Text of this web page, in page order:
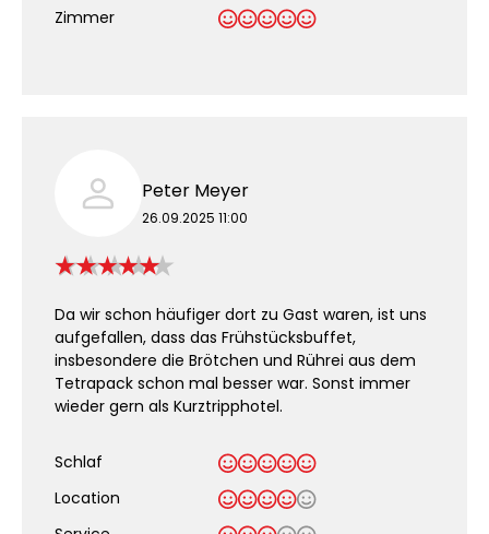
Zimmer
Peter Meyer
26.09.2025 11:00
Da wir schon häufiger dort zu Gast waren, ist uns
aufgefallen, dass das Frühstücksbuffet,
insbesondere die Brötchen und Rührei aus dem
Tetrapack schon mal besser war. Sonst immer
wieder gern als Kurztripphotel.
Schlaf
Location